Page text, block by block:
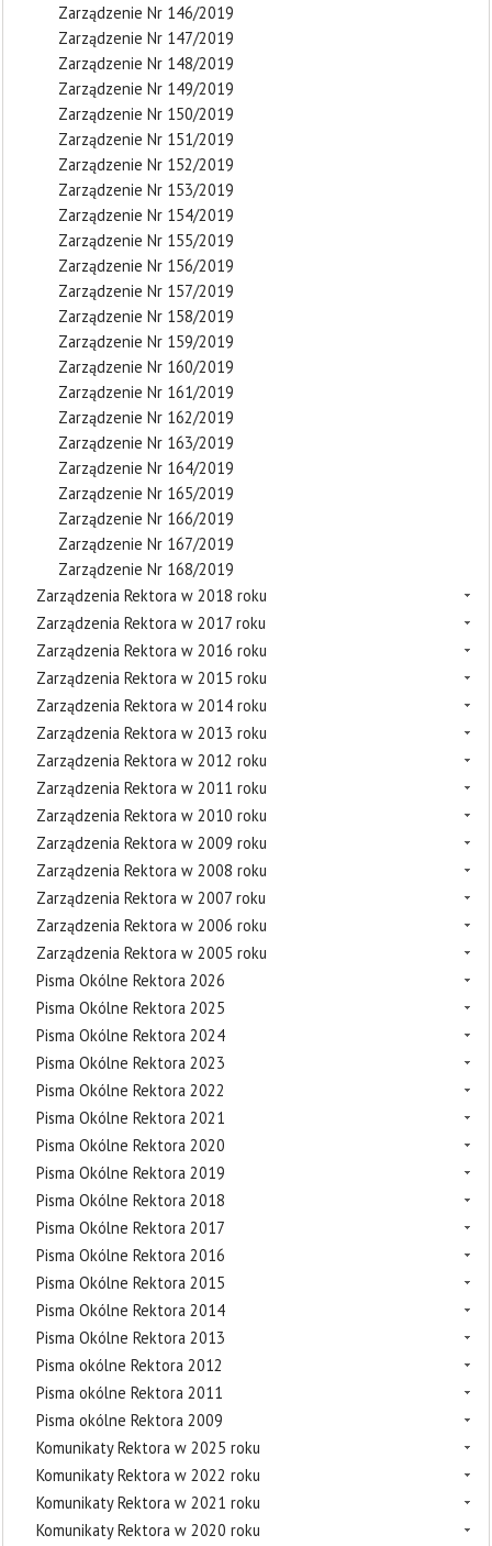
Zarządzenie Nr 146/2019
Zarządzenie Nr 147/2019
Zarządzenie Nr 148/2019
Zarządzenie Nr 149/2019
Zarządzenie Nr 150/2019
Zarządzenie Nr 151/2019
Zarządzenie Nr 152/2019
Zarządzenie Nr 153/2019
Zarządzenie Nr 154/2019
Zarządzenie Nr 155/2019
Zarządzenie Nr 156/2019
Zarządzenie Nr 157/2019
Zarządzenie Nr 158/2019
Zarządzenie Nr 159/2019
Zarządzenie Nr 160/2019
Zarządzenie Nr 161/2019
Zarządzenie Nr 162/2019
Zarządzenie Nr 163/2019
Zarządzenie Nr 164/2019
Zarządzenie Nr 165/2019
Zarządzenie Nr 166/2019
Zarządzenie Nr 167/2019
Zarządzenie Nr 168/2019
Zarządzenia Rektora w 2018 roku
Zarządzenia Rektora w 2017 roku
Zarządzenia Rektora w 2016 roku
Zarządzenia Rektora w 2015 roku
Zarządzenia Rektora w 2014 roku
Zarządzenia Rektora w 2013 roku
Zarządzenia Rektora w 2012 roku
Zarządzenia Rektora w 2011 roku
Zarządzenia Rektora w 2010 roku
Zarządzenia Rektora w 2009 roku
Zarządzenia Rektora w 2008 roku
Zarządzenia Rektora w 2007 roku
Zarządzenia Rektora w 2006 roku
Zarządzenia Rektora w 2005 roku
Pisma Okólne Rektora 2026
Pisma Okólne Rektora 2025
Pisma Okólne Rektora 2024
Pisma Okólne Rektora 2023
Pisma Okólne Rektora 2022
Pisma Okólne Rektora 2021
Pisma Okólne Rektora 2020
Pisma Okólne Rektora 2019
Pisma Okólne Rektora 2018
Pisma Okólne Rektora 2017
Pisma Okólne Rektora 2016
Pisma Okólne Rektora 2015
Pisma Okólne Rektora 2014
Pisma Okólne Rektora 2013
Pisma okólne Rektora 2012
Pisma okólne Rektora 2011
Pisma okólne Rektora 2009
Komunikaty Rektora w 2025 roku
Komunikaty Rektora w 2022 roku
Komunikaty Rektora w 2021 roku
Komunikaty Rektora w 2020 roku